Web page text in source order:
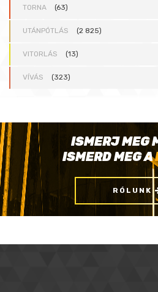
TORNA (63)
UTÁNPÓTLÁS (2 825)
VITORLÁS (13)
VÍVÁS (323)
ISMERJ MEG
ISMERD MEG A
RÓLUNK